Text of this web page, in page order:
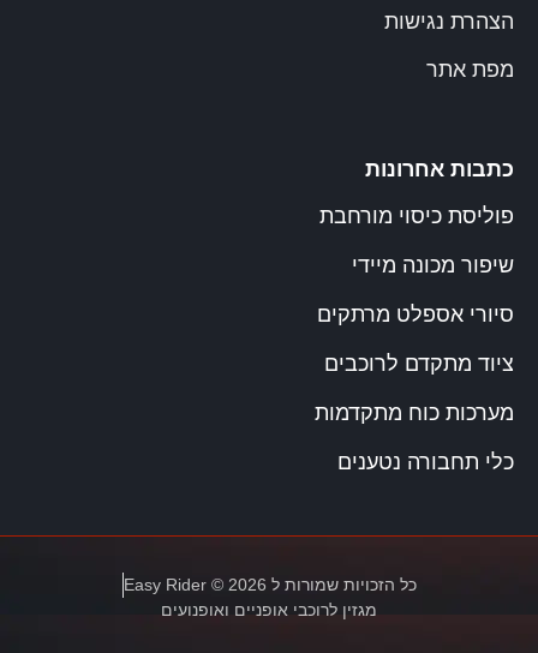
הצהרת נגישות
מפת אתר
כתבות אחרונות
פוליסת כיסוי מורחבת
שיפור מכונה מיידי
סיורי אספלט מרתקים
ציוד מתקדם לרוכבים
מערכות כוח מתקדמות
כלי תחבורה נטענים
כל הזכויות שמורות ל Easy Rider © 2026
מגזין לרוכבי אופניים ואופנועים